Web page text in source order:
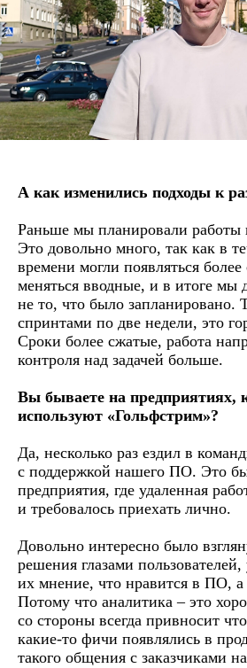
А как изменились подходы к
Раньше мы планировали работы
Это довольно много, так как в
времени могли появляться
меняться вводные, и в итоге мы
не то, что было запланировано.
спринтами по две недели, это
Сроки более сжатые, работа
контроля над задачей больше.
Вы бываете на предприятиях,
используют «Гольфстрим»?
Да, несколько раз ездил в
с поддержкой нашего ПО. Это
предприятия, где удаленная
и требовалось приехать лично.
Довольно интересно было
решения глазами
их мнение, что нравится в ПО, а
Потому что аналитика – это
со стороны всегда привносит
какие-то фичи появлялись в
такого общения с заказчиками